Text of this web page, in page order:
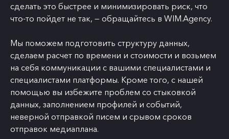
сделать это быстрее и минимизировать риск, что
что-то пойдет не так, — обращайтесь в WIM.Agency.
Мы поможем подготовить структуру данных,
сделаем расчет по времени и стоимости и возьмем
на себя коммуникации с вашими специалистами и
специалистами платформы. Кроме того, с нашей
помощью вы избежите проблем со стыковкой
данных, заполнением профилей и событий,
неверной отправкой писем и срывом сроков
отправок медиаплана.